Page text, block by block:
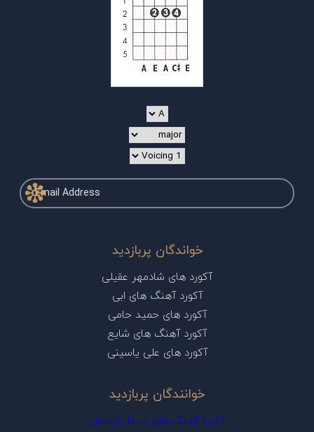
خواندگان پربازدید
آکورد های شادمهر عقیلی
آکورد آهنگ های ابی
آکورد های حمید حامی
آکورد آهنگ های شایع
آکورد های علی یاسینی
خوانندگان پربازدید
آکورد آهنگ های سینا پارسیان